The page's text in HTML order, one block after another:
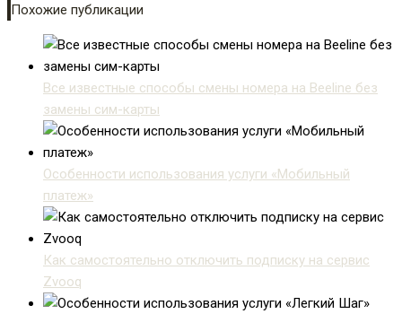
Похожие публикации
Все известные способы смены номера на Beeline без
замены сим-карты
Особенности использования услуги «Мобильный
платеж»
Как самостоятельно отключить подписку на сервис
Zvooq